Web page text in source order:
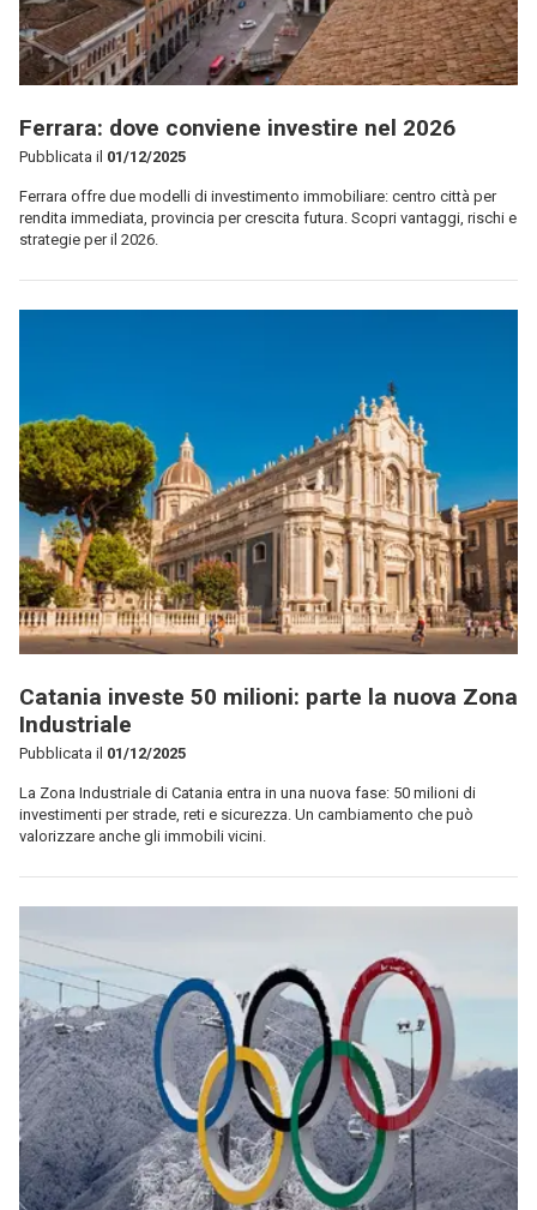
Ferrara: dove conviene investire nel 2026
Pubblicata il 01/12/2025
Ferrara offre due modelli di investimento immobiliare: centro città per
rendita immediata, provincia per crescita futura. Scopri vantaggi, rischi e
strategie per il 2026.
Catania investe 50 milioni: parte la nuova Zona
Industriale
Pubblicata il 01/12/2025
La Zona Industriale di Catania entra in una nuova fase: 50 milioni di
investimenti per strade, reti e sicurezza. Un cambiamento che può
valorizzare anche gli immobili vicini.